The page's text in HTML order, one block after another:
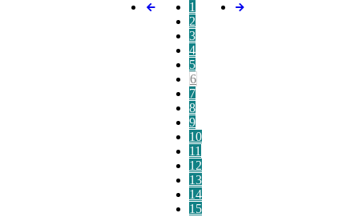
1
2
3
4
5
6
7
8
9
10
11
12
13
14
15